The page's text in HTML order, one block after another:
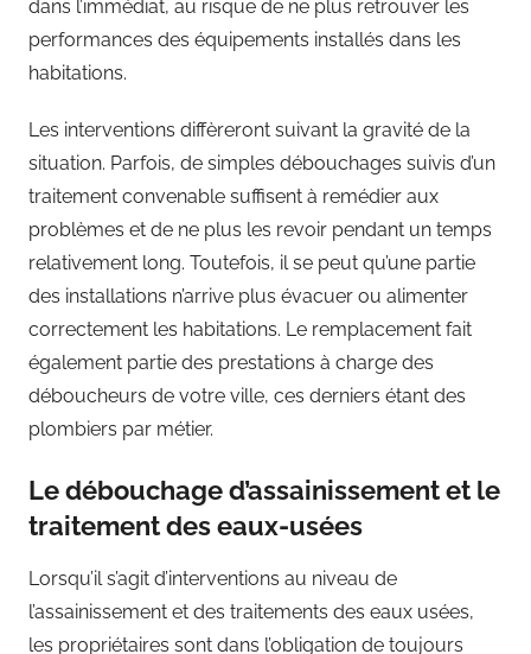
dans l’immédiat, au risque de ne plus retrouver les
performances des équipements installés dans les
habitations.
Les interventions diffèreront suivant la gravité de la
situation. Parfois, de simples débouchages suivis d’un
traitement convenable suffisent à remédier aux
problèmes et de ne plus les revoir pendant un temps
relativement long. Toutefois, il se peut qu’une partie
des installations n’arrive plus évacuer ou alimenter
correctement les habitations. Le remplacement fait
également partie des prestations à charge des
déboucheurs de votre ville, ces derniers étant des
plombiers par métier.
Le débouchage d’assainissement et le
traitement des eaux-usées
Lorsqu’il s’agit d’interventions au niveau de
l’assainissement et des traitements des eaux usées,
les propriétaires sont dans l’obligation de toujours